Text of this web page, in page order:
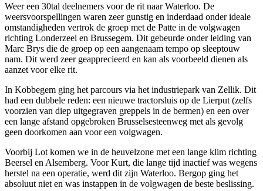
Weer een 30tal deelnemers voor de rit naar Waterloo. De
weersvoorspellingen waren zeer gunstig en inderdaad onder ideale
omstandigheden vertrok de groep met de Patte in de volgwagen
richting Londerzeel en Brussegem. Dit gebeurde onder leiding van
Marc Brys die de groep op een aangenaam tempo op sleeptouw
nam. Dit werd zeer geapprecieerd en kan als voorbeeld dienen als
aanzet voor elke rit.
In Kobbegem ging het parcours via het industriepark van Zellik. Dit
had een dubbele reden: een nieuwe tractorsluis op de Lierput (zelfs
voorzien van diep uitgegraven greppels in de bermen) en een over
een lange afstand opgebroken Brusselsesteenweg met als gevolg
geen doorkomen aan voor een volgwagen.
Voorbij Lot komen we in de heuvelzone met een lange klim richting
Beersel en Alsemberg. Voor Kurt, die lange tijd inactief was wegens
herstel na een operatie, werd dit zijn Waterloo. Bergop ging het
absoluut niet en was instappen in de volgwagen de beste beslissing.